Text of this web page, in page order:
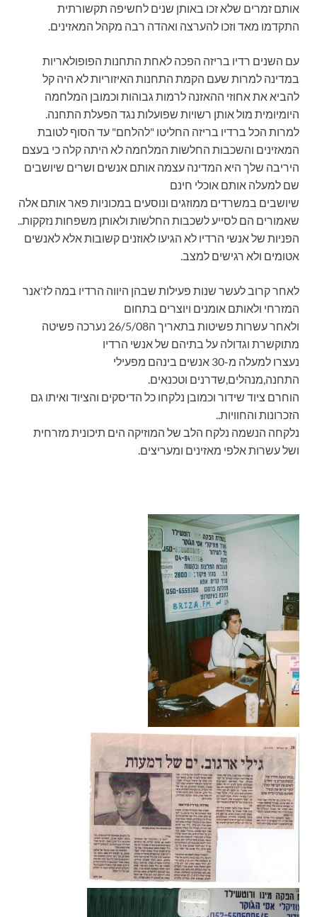
אותם זמרים שלא זכו באותן שנים לחשיפה תקשורתית
התקדמו מאד וזכו להערצה ואהדה רבה מקהל המאזינים.
עם השנים רדיו בריזה הפכה לאחת התחנות הפופולאריות
במדינה למרות שעם הקמת התחנות האיזוריות לא היה קל
להביא את אחוזי ההאזנה לרמות גבוהות וכמובן המלחמה
היומיומית מול אותן רשויות שפועלות נגד הפעלת התחנה.
למרות הכל ברדיו בריזה החליטו "להלחם" עד הסוף לטובת
המאזינים והשכבות החלשות המלחמה לא היתה קלה כי בעצם
היריבה שלך היא המדינה עצמה אותם אנשים ושרים שיושבים
שם למעלה אותם אוכלי חינם
שיושבים במשרדים ממוזגים ונוסעים במכוניות פאר אותם אלה
שאמורים הם לסייע לשכבות החלשות ולאותן משפחות נזקקות..
הפניות של אנשי הרדיו לא הגיעו לאוזנים קשובות אלא לאנשים
אטומים ולא רגישים למצב.
לאחר קרוב לעשר שנות פעילות שבהן היווה הרדיו במה לז'אנר
המזרחי ולאותם אומנים ויוצרים בתחום
ולאחר עשרות פשיטות בתאריך ה26/5/08 נערכה פשיטה
מתוקשרת וגדולה על בתיהם של אנשי הרדיו
נעצרו למעלה מ-30 אנשים בינהם מפעילי
התחנה,מנהלים,שדרנים וטכנאים.
הוחרם ציוד שידור וכמובן נלקחו כל הדיסקים והציוד ואיתו גם
הזכרונות והחוויות..
נלקחה הנשמה נלקח הלב של המוזיקה הים תיכונית מזרחית
ושל עשרות אלפי מאזינים ומעריצים.